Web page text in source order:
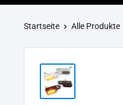
Startseite Alle Produkte